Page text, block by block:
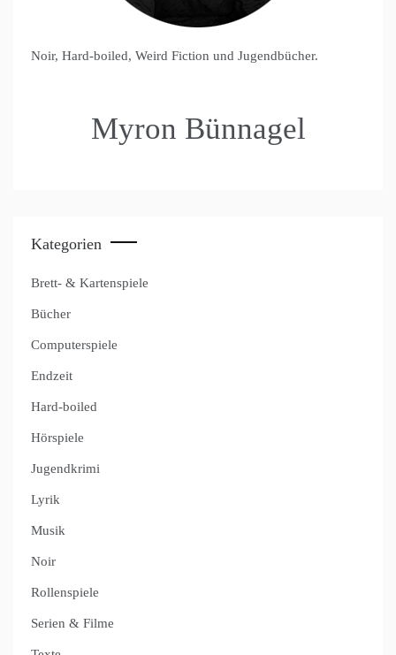
Noir, Hard-boiled, Weird Fiction und Jugendbücher.
Myron Bünnagel
Kategorien
Brett- & Kartenspiele
Bücher
Computerspiele
Endzeit
Hard-boiled
Hörspiele
Jugendkrimi
Lyrik
Musik
Noir
Rollenspiele
Serien & Filme